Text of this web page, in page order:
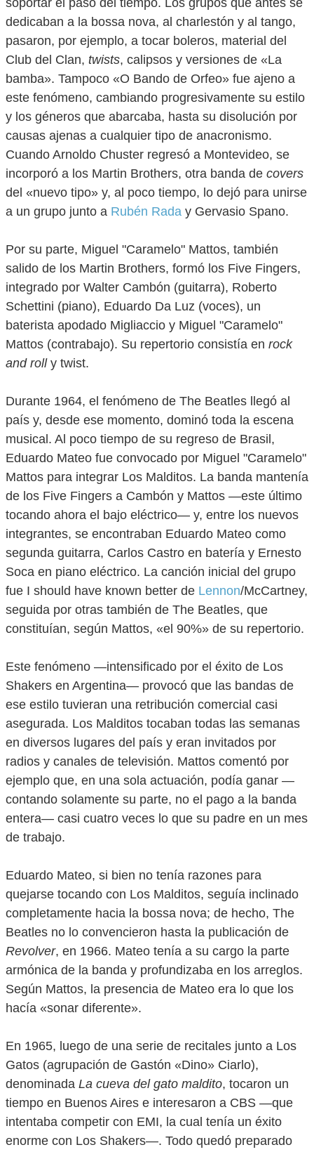
soportar el paso del tiempo. Los grupos que antes se
dedicaban a la bossa nova, al charlestón y al tango,
pasaron, por ejemplo, a tocar boleros, material del
Club del Clan, twists, calipsos y versiones de «La
bamba». Tampoco «O Bando de Orfeo» fue ajeno a
este fenómeno, cambiando progresivamente su estilo
y los géneros que abarcaba, hasta su disolución por
causas ajenas a cualquier tipo de anacronismo.
Cuando Arnoldo Chuster regresó a Montevideo, se
incorporó a los Martin Brothers, otra banda de covers
del «nuevo tipo» y, al poco tiempo, lo dejó para unirse
a un grupo junto a Rubén Rada y Gervasio Spano.
Por su parte, Miguel "Caramelo" Mattos, también
salido de los Martin Brothers, formó los Five Fingers,
integrado por Walter Cambón (guitarra), Roberto
Schettini (piano), Eduardo Da Luz (voces), un
baterista apodado Migliaccio y Miguel "Caramelo"
Mattos (contrabajo). Su repertorio consistía en rock
and rolly twist.
Durante 1964, el fenómeno de The Beatles llegó al
país y, desde ese momento, dominó toda la escena
musical. Al poco tiempo de su regreso de Brasil,
Eduardo Mateo fue convocado por Miguel "Caramelo"
Mattos para integrar Los Malditos. La banda mantenía
de los Five Fingers a Cambón y Mattos —este último
tocando ahora el bajo eléctrico— y, entre los nuevos
integrantes, se encontraban Eduardo Mateo como
segunda guitarra, Carlos Castro en batería y Ernesto
Soca en piano eléctrico. La canción inicial del grupo
fue I should have known better de Lennon/McCartney,
seguida por otras también de The Beatles, que
constituían, según Mattos, «el 90%» de su repertorio.
Este fenómeno —intensificado por el éxito de Los
Shakers en Argentina— provocó que las bandas de
ese estilo tuvieran una retribución comercial casi
asegurada. Los Malditos tocaban todas las semanas
en diversos lugares del país y eran invitados por
radios y canales de televisión. Mattos comentó por
ejemplo que, en una sola actuación, podía ganar —
contando solamente su parte, no el pago a la banda
entera— casi cuatro veces lo que su padre en un mes
de trabajo.
Eduardo Mateo, si bien no tenía razones para
quejarse tocando con Los Malditos, seguía inclinado
completamente hacia la bossa nova; de hecho, The
Beatles no lo convencieron hasta la publicación de
Revolver, en 1966. Mateo tenía a su cargo la parte
armónica de la banda y profundizaba en los arreglos.
Según Mattos, la presencia de Mateo era lo que los
hacía «sonar diferente».
En 1965, luego de una serie de recitales junto a Los
Gatos (agrupación de Gastón «Dino» Ciarlo),
denominada La cueva del gato maldito, tocaron un
tiempo en Buenos Aires e interesaron a CBS —que
intentaba competir con EMI, la cual tenía un éxito
enorme con Los Shakers—. Todo quedó preparado